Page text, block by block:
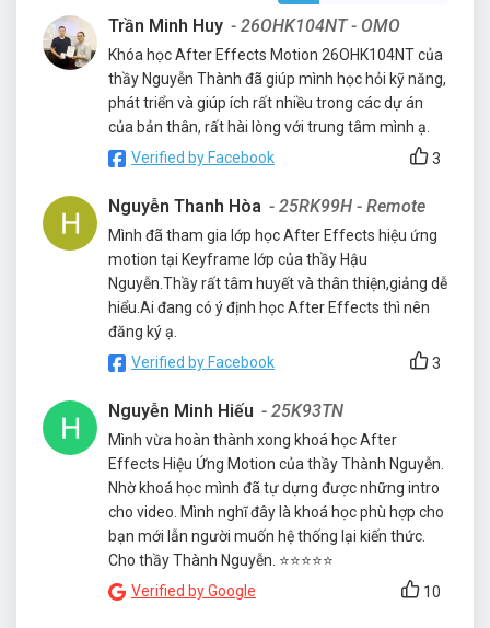
Trần Minh Huy - 26OHK104NT - OMO
Khóa học After Effects Motion 26OHK104NT của
thầy Nguyễn Thành đã giúp mình học hỏi kỹ năng,
phát triển và giúp ích rất nhiều trong các dự án
của bản thân, rất hài lòng với trung tâm mình ạ.
Verified by Facebook
3
Nguyễn Thanh Hòa - 25RK99H - Remote
Mình đã tham gia lớp học After Effects hiệu ứng
motion tại Keyframe lớp của thầy Hậu
Nguyễn.Thầy rất tâm huyết và thân thiện,giảng dễ
hiểu.Ai đang có ý định học After Effects thì nên
đăng ký ạ.
Verified by Facebook
3
Nguyễn Minh Hiếu - 25K93TN
Mình vừa hoàn thành xong khoá học After
Effects Hiệu Ứng Motion của thầy Thành Nguyễn.
Nhờ khoá học mình đã tự dựng được những intro
cho video. Mình nghĩ đây là khoá học phù hợp cho
bạn mới lẫn người muốn hệ thống lại kiến thức.
Cho thầy Thành Nguyễn. ⭐️⭐️⭐️⭐️⭐️
Verified by Google
10